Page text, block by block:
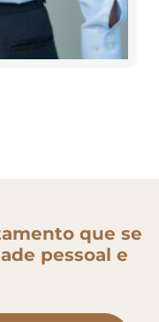
que se
pessoal e